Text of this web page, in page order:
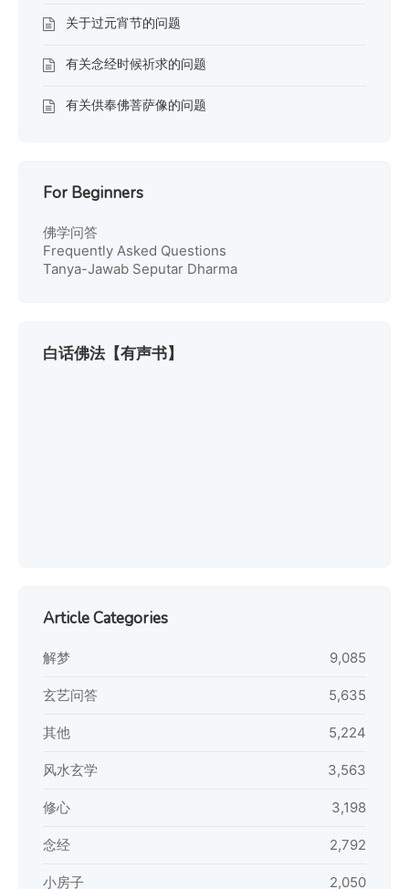
关于过元宵节的问题
有关念经时候祈求的问题
有关供奉佛菩萨像的问题
For Beginners
佛学问答
Frequently Asked Questions
Tanya-Jawab Seputar Dharma
白话佛法【有声书】
Article Categories
解梦 9,085
玄艺问答 5,635
其他 5,224
风水玄学 3,563
修心 3,198
念经 2,792
小房子 2,050